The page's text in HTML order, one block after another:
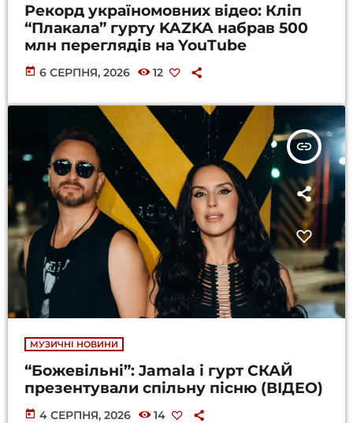
Рекорд україномовних відео: Кліп
“Плакала” гурту KAZKA набрав 500
млн переглядів на YouTube
today 6 СЕРПНЯ, 2026 12
insert_link
МУЗИЧНІ НОВИНИ
“Божевільні”: Jamala і гурт СКАЙ
презентували спільну пісню (ВІДЕО)
today 4 СЕРПНЯ, 2026 14